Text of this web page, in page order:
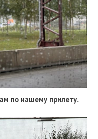
по нашему прилету.